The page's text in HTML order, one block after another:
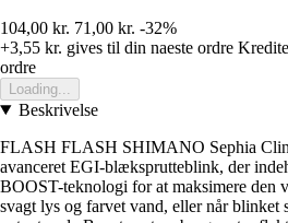
104,00 kr. 71,00 kr. -32%
+3,55 kr. gives til din naeste ordre
ordre
Loading...
Beskrivelse
FLASH FLASH SHIMANO Sephia
avanceret EGI-blæksprutteblink, der
BOOST-teknologi for at maksimere
svagt lys og farvet vand, eller når blinket